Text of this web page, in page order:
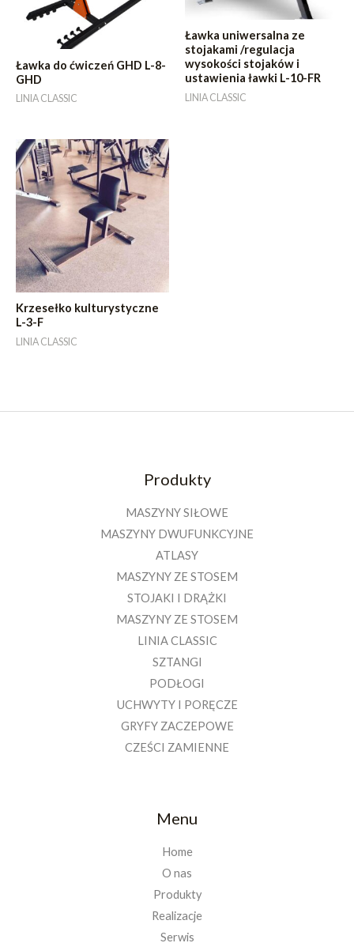
Ławka do ćwiczeń GHD L-8-
GHD
LINIA CLASSIC
Ławka uniwersalna ze
stojakami /regulacja
wysokości stojaków i
ustawienia ławki L-10-FR
LINIA CLASSIC
Krzesełko kulturystyczne
L-3-F
LINIA CLASSIC
Produkty
MASZYNY SIŁOWE
MASZYNY DWUFUNKCYJNE
ATLASY
MASZYNY ZE STOSEM
STOJAKI I DRĄŻKI
MASZYNY ZE STOSEM
LINIA CLASSIC
SZTANGI
PODŁOGI
UCHWYTY I PORĘCZE
GRYFY ZACZEPOWE
CZEŚCI ZAMIENNE
Menu
Home
O nas
Produkty
Realizacje
Serwis